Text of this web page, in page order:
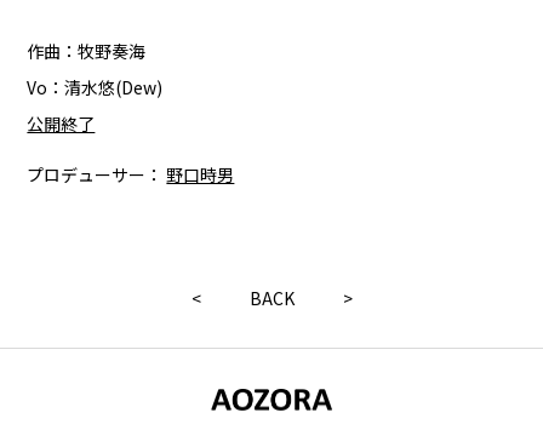
作曲：牧野奏海
Vo：清水悠(Dew)
公開終了
プロデューサー：野口時男
< BACK >